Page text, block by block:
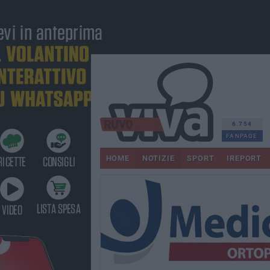
6.754
FANPAGE
HOME NOTIZIE SPORT IREPORT